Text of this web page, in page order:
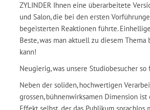
ZYLINDER Ihnen eine überarbeitete
und Salon, die bei den ersten
begeisterten Reaktionen führte.
Beste, was man aktuell zu diesem Thema
kann!
Neugierig, was unsere Studiobesucher so
Neben der soliden, hochwertigen
grossen, bühnenwirksamen Dimension